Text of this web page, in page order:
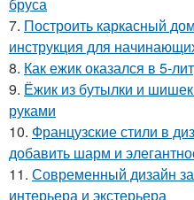
7. Построить каркасный
инструкция для
8. Как ежик оказался в 5-
9. Ёжик из бутылки и
руками
10. Французские стили в
добавить шарм и
11. Современный дизайн
интерьера и экстерьера